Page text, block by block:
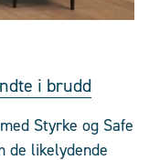
i brudd
Styrke og Safe
de likelydende